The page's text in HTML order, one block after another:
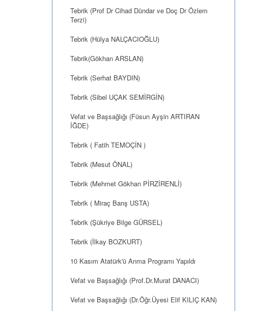
Tebrik (Prof Dr Cihad Dündar ve Doç Dr Özlem
Terzi)
Tebrik (Hülya NALÇACIOĞLU)
Tebrik(Gökhan ARSLAN)
Tebrik (Serhat BAYDIN)
Tebrik (Sibel UÇAK SEMİRGİN)
Vefat ve Başsağlığı (Füsun Ayşin ARTIRAN
İĞDE)
Tebrik ( Fatih TEMOÇİN )
Tebrik (Mesut ÖNAL)
Tebrik (Mehmet Gökhan PİRZİRENLİ)
Tebrik ( Miraç Barış USTA)
Tebrik (Şükriye Bilge GÜRSEL)
Tebrik (İlkay BOZKURT)
10 Kasım Atatürk'ü Anma Programı Yapıldı
Vefat ve Başsağlığı (Prof.Dr.Murat DANACI)
Vefat ve Başsağlığı (Dr.Öğr.Üyesi Elif KILIÇ KAN)